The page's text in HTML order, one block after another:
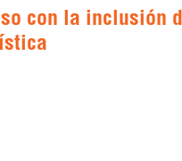
con la inclusión